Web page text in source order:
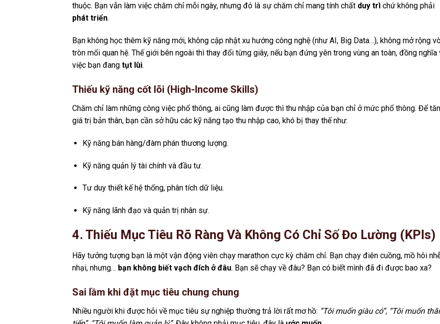
thuộc. Bạn vẫn làm việc chăm chỉ mỗi ngày, nhưng đó là sự chăm chỉ mang tính chất duy trì chứ không phải
phát triển.
Bạn không học thêm kỹ năng mới, không cập nhật xu hướng công nghệ (như AI, Big Data…), không mở rộng
tròn mối quan hệ. Thế giới bên ngoài thì thay đổi từng giây, nếu bạn đứng yên trong vùng an toàn, đồng nghĩa
việc bạn đang tụt lùi.
Thiếu kỹ năng cốt lõi (High-Income Skills)
Chăm chỉ làm những công việc phổ thông, ai cũng làm được thì thu nhập của bạn chỉ ở mức phổ thông. Để
giá trị bản thân, bạn cần sở hữu các kỹ năng tạo thu nhập cao, khó bị thay thế như:
Kỹ năng bán hàng/đàm phán thương lượng.
Kỹ năng quản lý tài chính và đầu tư.
Tư duy thiết kế hệ thống, phân tích dữ liệu.
Kỹ năng lãnh đạo và quản trị nhân sự.
4. Thiếu Mục Tiêu Rõ Ràng Và Không Có Chỉ Số Đo Lường (KPIs)
Hãy tưởng tượng bạn là một vận động viên chạy marathon cực kỳ chăm chỉ. Bạn chạy điên cuồng, mồ hôi
nhại, nhưng… bạn không biết vạch đích ở đâu. Bạn sẽ chạy về đâu? Bạn có biết mình đã đi được bao xa?
Sai lầm khi đặt mục tiêu chung chung
Nhiều người khi được hỏi về mục tiêu sự nghiệp thường trả lời rất mơ hồ: “Tôi muốn giàu có”, “Tôi muốn